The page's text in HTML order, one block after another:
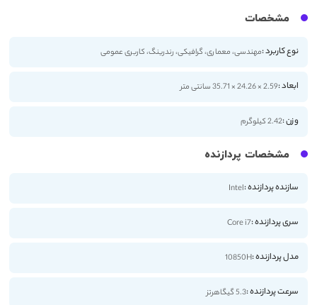
مشخصات
نوع کاربرد :مهندسی، معماری، گرافیکی، رندرینگ، کاربری عمومی
ابعاد :2.59 × 24.26 × 35.71 سانتی متر
وزن :2.42 کیلوگرم
مشخصات پردازنده
سازنده پردازنده :Intel
سری پردازنده :Core i7
مدل پردازنده :10850H
سرعت پردازنده :5.3 گیگاهرتز